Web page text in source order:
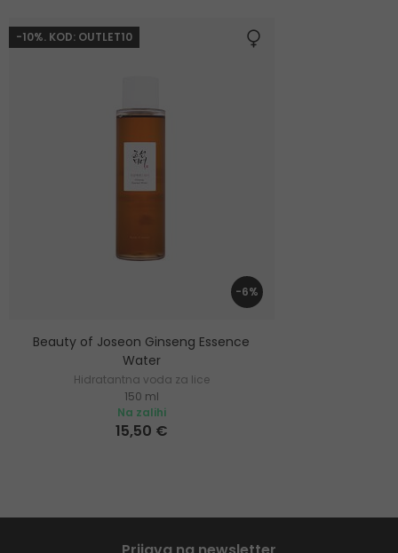
-10%. KOD: OUTLET10
-6%
Beauty of Joseon Ginseng Essence
Water
Hidratantna voda za lice
150 ml
Na zalihi
15,50 €